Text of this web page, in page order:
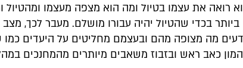
רואה את עצמו בטיול ומה הוא מצפה מעצמו ומהטיול
בכדי שהטיול יהיה עבורו מושלם. מעבר לכך, מצב
מה מצופה מהם ובעצמם מחליטים על היעדים
כאב ראש ובזבוז משאבים מיותרים מהמחנכים